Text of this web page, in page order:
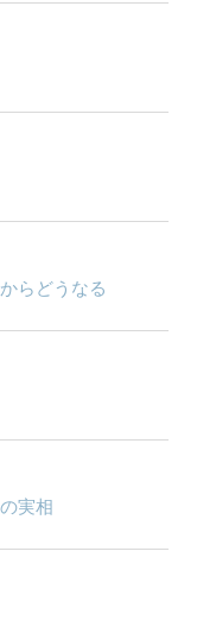
らどうなる
実相